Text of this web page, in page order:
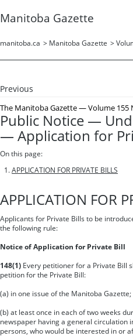
Manitoba Gazette
manitoba.ca > Manitoba Gazette >
Previous
The Manitoba Gazette— Volume 155
Public Notice —
— Application for
On this page:
APPLICATION FOR PRIVATE BILLS
APPLICATION FOR
Applicants for Private Bills to be
the following rule:
Notice of Application for Private Bill
148(1) Every petitioner for a Private Bill
petition for the Private Bill:
(a) in one issue of the Manitoba Gazette;
(b) at least once in each of two weeks
newspaper having a general circulation
persons, who would be interested in or